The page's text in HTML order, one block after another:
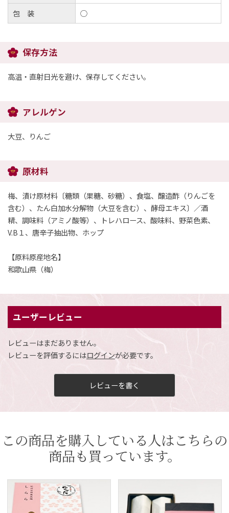
包 装 ○
保存方法
高温・直射日光を避け、保存してください。
アレルゲン
大豆、りんご
原材料
梅、漬け原材料〔糖類（果糖、砂糖）、食塩、醸造酢（りんごを
含む）、たん白加水分解物（大豆を含む）、酵母エキス〕／酒
精、調味料（アミノ酸等）、トレハロース、酸味料、野菜色素、
V.B１、唐辛子抽出物、ホップ
【原料原産地名】
和歌山県（梅）
ユーザーレビュー
レビューはまだありません。
レビューを評価するにはログインが必要です。
レビューを書く
この商品を購入している人はこちらの
商品も買っています。